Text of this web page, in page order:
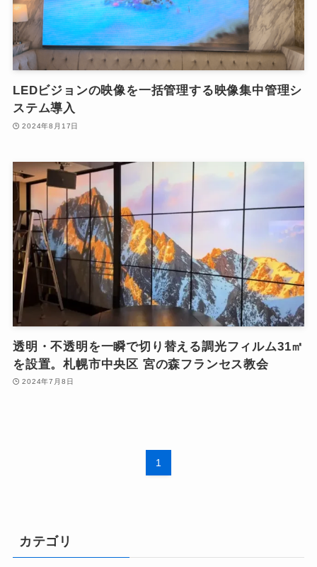
LEDビジョンの映像を一括管理する映像集中管理シ
ステム導入
2024年8月17日
透明・不透明を一瞬で切り替える調光フィルム31㎡
を設置。札幌市中央区 宮の森フランセス教会
2024年7月8日
1
カテゴリ